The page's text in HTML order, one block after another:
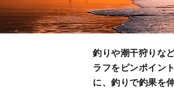
釣りや潮干狩りな
ラフをピンポイン
に、釣りで釣果を